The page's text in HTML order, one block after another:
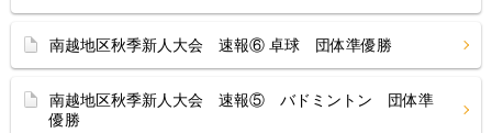
南越地区秋季新人大会 速報⑥ 卓球 団体準優勝
南越地区秋季新人大会 速報⑤ バドミントン 団体準
優勝